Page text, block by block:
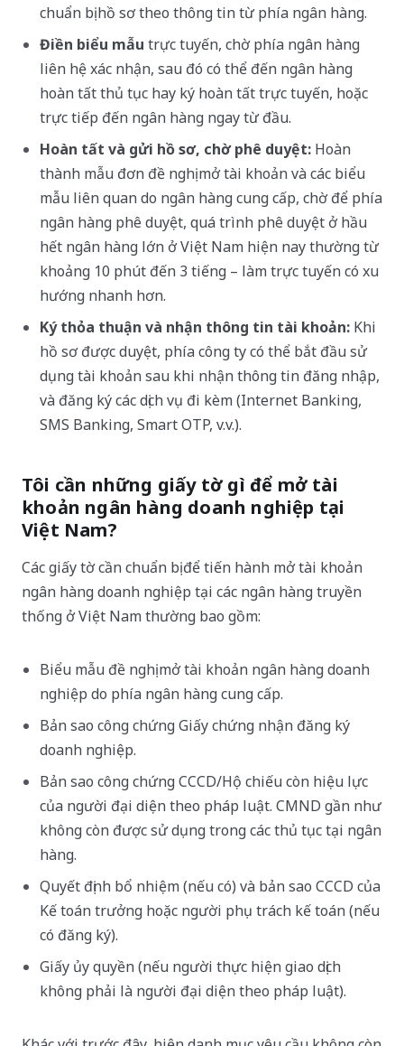
chuẩn bị hồ sơ theo thông tin từ phía ngân hàng.
Điền biểu mẫu trực tuyến, chờ phía ngân hàng
liên hệ xác nhận, sau đó có thể đến ngân hàng
hoàn tất thủ tục hay ký hoàn tất trực tuyến, hoặc
trực tiếp đến ngân hàng ngay từ đầu.
Hoàn tất và gửi hồ sơ, chờ phê duyệt: Hoàn
thành mẫu đơn đề nghị mở tài khoản và các biểu
mẫu liên quan do ngân hàng cung cấp, chờ để phía
ngân hàng phê duyệt, quá trình phê duyệt ở hầu
hết ngân hàng lớn ở Việt Nam hiện nay thường từ
khoảng 10 phút đến 3 tiếng – làm trực tuyến có xu
hướng nhanh hơn.
Ký thỏa thuận và nhận thông tin tài khoản: Khi
hồ sơ được duyệt, phía công ty có thể bắt đầu sử
dụng tài khoản sau khi nhận thông tin đăng nhập,
và đăng ký các dịch vụ đi kèm (Internet Banking,
SMS Banking, Smart OTP, v.v.).
Tôi cần những giấy tờ gì để mở tài
khoản ngân hàng doanh nghiệp tại
Việt Nam?
Các giấy tờ cần chuẩn bị để tiến hành mở tài khoản
ngân hàng doanh nghiệp tại các ngân hàng truyền
thống ở Việt Nam thường bao gồm:
Biểu mẫu đề nghị mở tài khoản ngân hàng doanh
nghiệp do phía ngân hàng cung cấp.
Bản sao công chứng Giấy chứng nhận đăng ký
doanh nghiệp.
Bản sao công chứng CCCD/Hộ chiếu còn hiệu lực
của người đại diện theo pháp luật. CMND gần như
không còn được sử dụng trong các thủ tục tại ngân
hàng.
Quyết định bổ nhiệm (nếu có) và bản sao CCCD của
Kế toán trưởng hoặc người phụ trách kế toán (nếu
có đăng ký).
Giấy ủy quyền (nếu người thực hiện giao dịch
không phải là người đại diện theo pháp luật).